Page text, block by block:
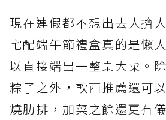
現在連假都不想出去人擠人
宅配端午節禮盒真的是懶
以直接端出一整桌大菜。
粽子之外，軟西推薦還可
燒肋排，加菜之餘還更有